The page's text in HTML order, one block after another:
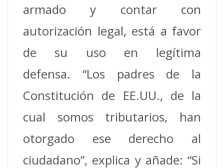
armado y contar con
autorización legal, está a favor
de su uso en legítima
defensa. “Los padres de la
Constitución de EE.UU., de la
cual somos tributarios, han
otorgado ese derecho al
ciudadano”, explica y añade: “Si